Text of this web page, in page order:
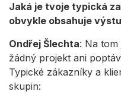
Jaká je tvoje typická
obvykle obsahuje
Ondřej Šlechta: Na
žádný projekt ani
Typické zákazníky a
skupin: